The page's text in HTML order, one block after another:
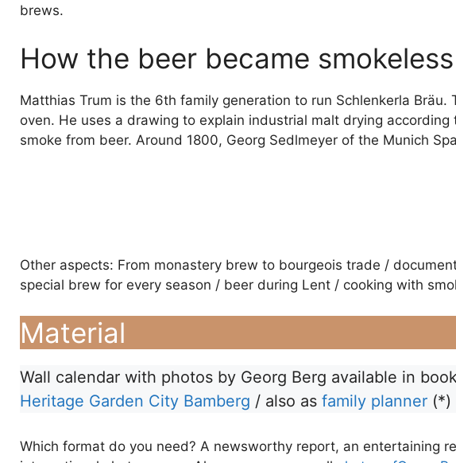
brews.
How the beer became smokeless
Matthias Trum is the 6th family generation to run Schlenkerla
oven. He uses a drawing to explain industrial malt drying
smoke from beer. Around 1800, Georg Sedlmeyer of the Munich
Other aspects: From monastery brew to bourgeois trade /
special brew for every season / beer during Lent / cooking with
Material
Wall calendar with photos by Georg Berg available in
Heritage Garden City Bamberg / also as family planner (*)
Which format do you need? A newsworthy report, an entertaining